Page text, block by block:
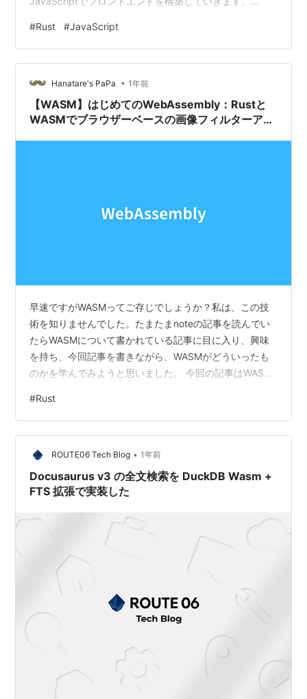
すフロントエンドの構築 Rustでセピアフィルターの追加
HTMLとJavaScriptでフロントエンドを構築する HTML
ファイルの作成(index.html) input type="file"
id="upload" button canvas …
#Rust #JavaScript
Hanatare's PaPa • 1年前
【WASM】はじめてのWebAssembly：Rustと
WASMでブラウザーベースの画像フィルターアプ
早速ですがWASMってご存じでしょうか？私は、この技
術を知りませんでした。たまたまnoteの記事を読んでい
たらWASMについて書かれている記事に目に入り、興味
を持ち、今回記事を書きながら、WASMがどういったも
のかを学んでみようと思いました。 今回の記事はWASM
ら、実際に開発をしてみるところまでを記事にしたいと
思っています。少し長くなると思いますので、今回も何
回かに分けてブログ記事にしていければと思います。 記
事のポイント WebAssemblyとは Rustの開発環境構築
Rustでフィルターアプリ開発 はじめに WebAssembly
と…
#Rust
ROUTE06 Tech Blog • 1年前
Docusaurus v3 の全文検索を DuckDB Wasm +
FTS 拡張で実装した